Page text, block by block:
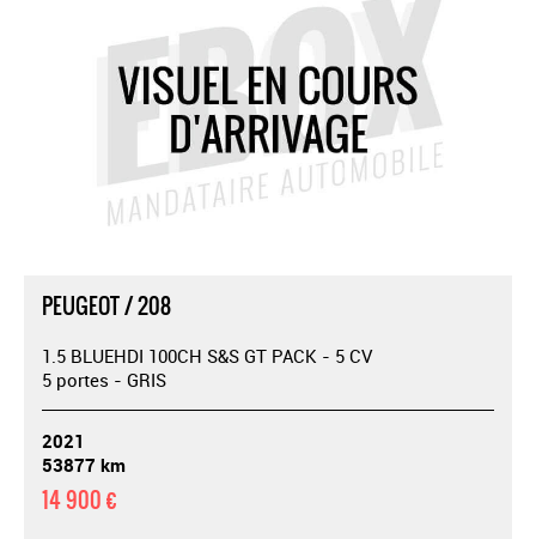
PEUGEOT / 208
1.5 BLUEHDI 100CH S&S GT PACK - 5 CV
5 portes - GRIS
2021
53877 km
14 900 €